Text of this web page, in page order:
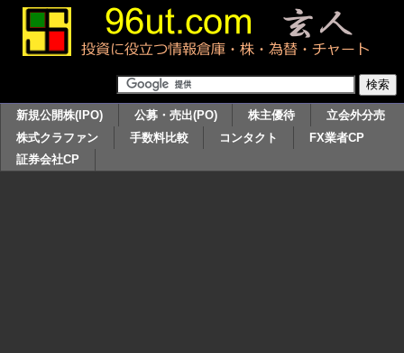
新規公開株(IPO) 公募・売出(PO) 株主優待
立会外分売
株式クラファン
手数料比較 コンタクト
FX業者CP
証券会社CP